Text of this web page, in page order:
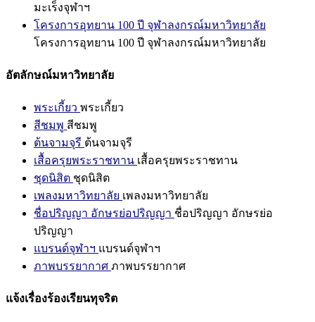
มะเร็งจุฬาฯ
โครงการอุทยาน 100 ปี จุฬาลงกรณ์มหาวิทยาลัย
โครงการอุทยาน 100 ปี จุฬาลงกรณ์มหาวิทยาลัย
อัตลักษณ์มหาวิทยาลัย
พระเกี้ยว พระเกี้ยว
สีชมพู สีชมพู
ต้นจามจุรี ต้นจามจุรี
เสื้อครุยพระราชทาน เสื้อครุยพระราชทาน
ชุดนิสิต ชุดนิสิต
เพลงมหาวิทยาลัย เพลงมหาวิทยาลัย
ชื่อปริญญา อักษรย่อปริญญา ชื่อปริญญา อักษรย่อ
ปริญญา
แบรนด์จุฬาฯ แบรนด์จุฬาฯ
ภาพบรรยากาศ ภาพบรรยากาศ
แจ้งเรื่องร้องเรียนทุจริต